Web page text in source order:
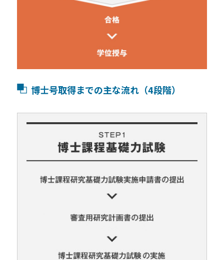
博士号取得までの主な流れ（4段階）